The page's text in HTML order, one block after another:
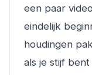
een paar
eindelijk
houdingen
als je stijf